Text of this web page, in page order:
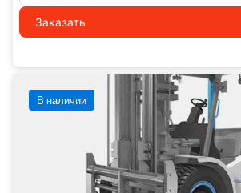
Заказать
В наличии